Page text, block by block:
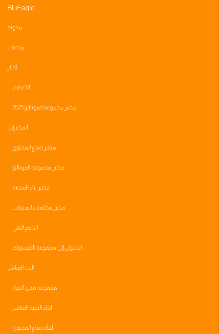
BluEagle
مدونه
منصات
أخبار
الأعضاء
مختبر مجموعه الموناليزا 2025
المختبرات
مختبر صناع المحتوى
مختبر مجموعه الموناليزا
مختبر بناء المنصه
مختبر مكالمات المبيعات
الدعم الفني
الدخول إلى مجموعة الفيسبوك
البث المباشر
مجموعه مدى الحياه
لقاء الصبة المباشر
لقاء صناع المحتوى